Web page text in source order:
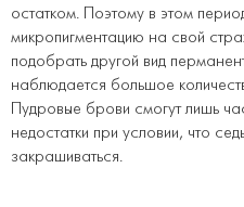
остатком. Поэтому в этом
микропигментацию на свой
подобрать другой вид
наблюдается большое
Пудровые брови смогут лишь
недостатки при условии, что
закрашиваться.